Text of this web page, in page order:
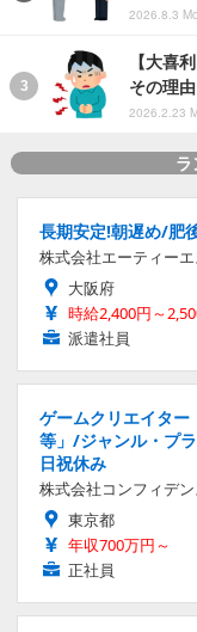
2026.8.3
【大喜
その理
2026.2.23
ラ
長期安定!朝遅め/肥
株式会社エーティー
大阪府
時給2,400円～
派遣社員
ゲームクリエイター
等」/ジャンル・プ
日祝休み
株式会社コンフィデ
東京都
年収700万円～
正社員